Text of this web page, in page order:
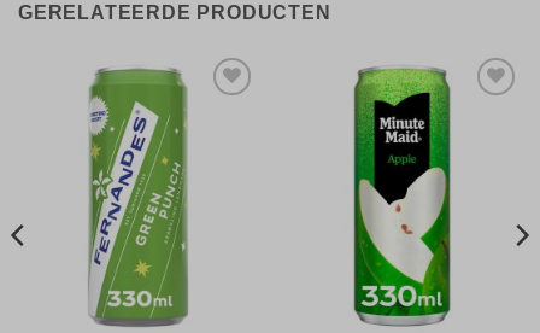
GERELATEERDE PRODUCTEN
Toevoegen